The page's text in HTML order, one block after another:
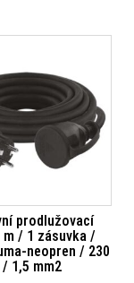
prodlužovací
m / 1 zásuvka /
neopren / 230
/ 1,5 mm2